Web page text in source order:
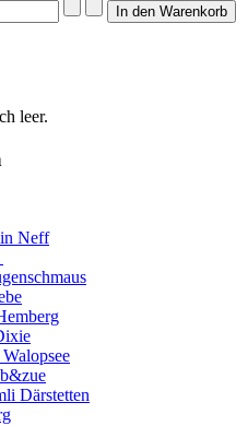
leer.
Neff
Därstetten